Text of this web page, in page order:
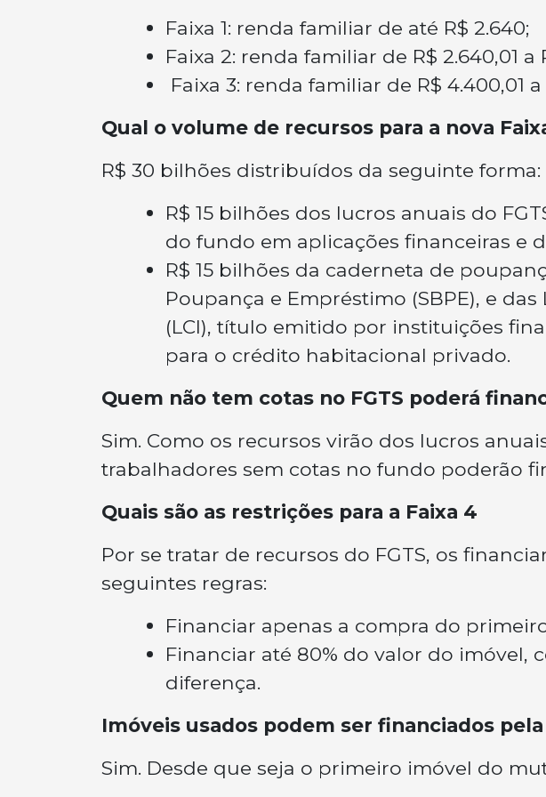
Faixa 1: renda familiar de até R$ 2.640;
Faixa 2: renda familiar de R$ 2.640,01 a
Faixa 3: renda familiar de R$ 4.400,01
Qual o volume de recursos para a nova
R$ 30 bilhões distribuídos da seguinte forma:
R$ 15 bilhões dos lucros anuais do
do fundo em aplicações financeiras e
R$ 15 bilhões da caderneta de
Poupança e Empréstimo (SBPE), e
(LCI), título emitido por instituições
para o crédito habitacional privado.
Quem não tem cotas no FGTS poderá
Sim. Como os recursos virão dos lucros
trabalhadores sem cotas no fundo poderão
Quais são as restrições para a Faixa 4
Por se tratar de recursos do FGTS, os
seguintes regras:
Financiar apenas a compra do
Financiar até 80% do valor do imóvel,
diferença.
Imóveis usados podem ser financiados pela
Sim. Desde que seja o primeiro imóvel do